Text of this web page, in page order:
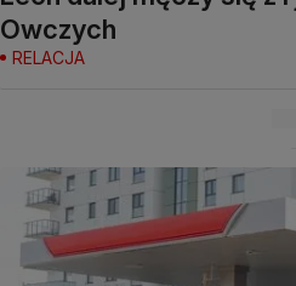
Owczych
RELACJA